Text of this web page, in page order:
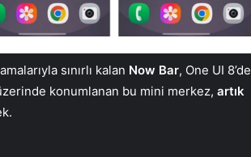
sınırlı kalan Now Bar, One UI 8’de
konumlanan bu mini merkez, artık